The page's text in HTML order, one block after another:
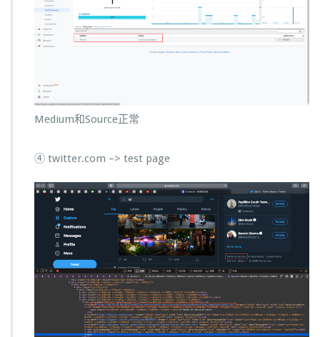
Medium和Source正常
④ twitter.com –> test page